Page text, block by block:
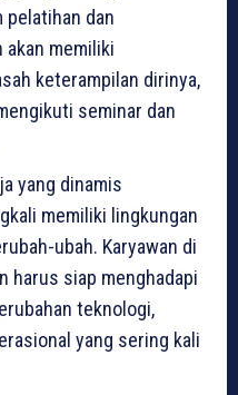
pelatihan dan
akan memiliki
keterampilan dirinya,
seminar dan
yang dinamis
memiliki lingkungan
ubah. Karyawan di
harus siap menghadapi
teknologi,
yang sering kali